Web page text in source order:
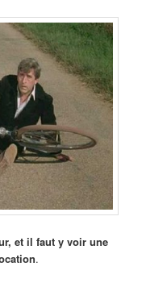
et il faut y voir une
.